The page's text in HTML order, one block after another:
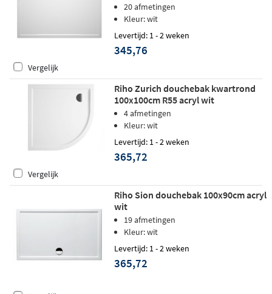
20 afmetingen
Kleur: wit
Levertijd: 1 - 2 weken
345,76
Vergelijk
Riho Zurich douchebak kwartrond
100x100cm R55 acryl wit
4 afmetingen
Kleur: wit
Levertijd: 1 - 2 weken
365,72
Vergelijk
Riho Sion douchebak 100x90cm acryl
wit
19 afmetingen
Kleur: wit
Levertijd: 1 - 2 weken
365,72